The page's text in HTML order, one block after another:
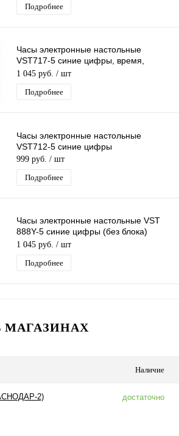
Подробнее
Часы электронные настольные
VST717-5 синие цифры, время,
будильник
1 045 руб. / шт
Подробнее
Часы электронные настольные
VST712-5 синие цифры
999 руб. / шт
Подробнее
Часы электронные настольные VST
888Y-5 синие цифры (без блока)
черные
1 045 руб. / шт
Подробнее
МАГАЗИНАХ
Наличие
2) достаточно